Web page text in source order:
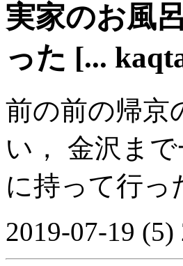
実家のお風
った [...
前の前の帰京
い， 金沢ま
に持って行っ
2019-07-19